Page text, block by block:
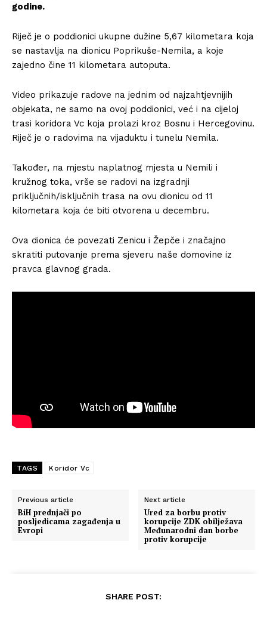
godine.
Riječ je o poddionici ukupne dužine 5,67 kilometara koja
se nastavlja na dionicu Poprikuše-Nemila, a koje
zajedno čine 11 kilometara autoputa.
Video prikazuje radove na jednim od najzahtjevnijih
objekata, ne samo na ovoj poddionici, već i na cijeloj
trasi koridora Vc koja prolazi kroz Bosnu i Hercegovinu.
Riječ je o radovima na vijaduktu i tunelu Nemila.
Također, na mjestu naplatnog mjesta u Nemili i
kružnog toka, vrše se radovi na izgradnji
priključnih/isključnih trasa na ovu dionicu od 11
kilometara koja će biti otvorena u decembru.
Ova dionica će povezati Zenicu i Žepče i značajno
skratiti putovanje prema sjeveru naše domovine iz
pravca glavnog grada.
TAGS Koridor Vc
Previous article
BiH prednjači po
posljedicama zagađenja u
Evropi
Next article
Ured za borbu protiv
korupcije ZDK obilježava
Međunarodni dan borbe
protiv korupcije
SHARE POST: